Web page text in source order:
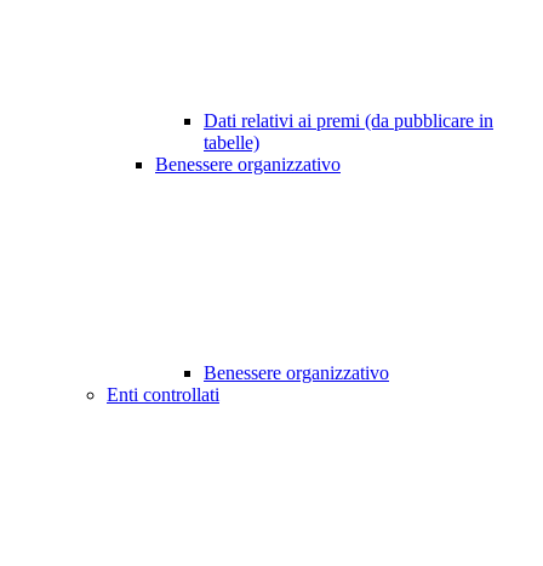
Dati relativi ai premi (da pubblicare in
tabelle)
Benessere organizzativo
Benessere organizzativo
Enti controllati